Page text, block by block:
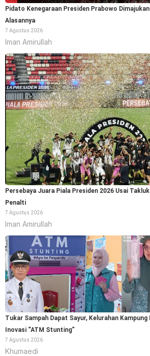
Pidato Kenegaraan Presiden Prabowo
Alasannya
7 Agustus 2026
Iman Amirullah
Persebaya Juara Piala Presiden 2026 Usai
Penalti
7 Agustus 2026
Iman Amirullah
Tukar Sampah Dapat Sayur, Kelurahan
Inovasi “ATM Stunting”
7 Agustus 2026
Khumaedi